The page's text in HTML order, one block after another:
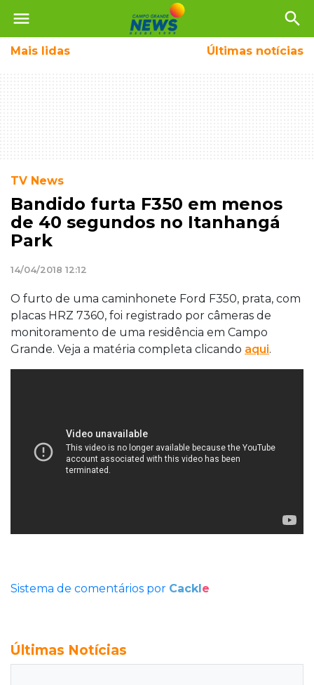
menu search
Mais lidas Últimas notícias
TV News
Bandido furta F350 em menos
de 40 segundos no Itanhangá
Park
14/04/2018 12:12
O furto de uma caminhonete Ford F350, prata, com
placas HRZ 7360, foi registrado por câmeras de
monitoramento de uma residência em Campo
Grande. Veja a matéria completa clicando aqui.
Sistema de comentários por Cackle
Últimas Notícias